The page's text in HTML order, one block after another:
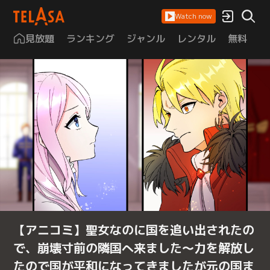
Watch now
見放題 ランキング ジャンル レンタル 無料
【アニコミ】聖女なのに国を追い出されたの
で、崩壊寸前の隣国へ来ました～力を解放し
たので国が平和になってきましたが元の国ま